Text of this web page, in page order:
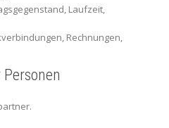
Laufzeit,
Rechnungen,